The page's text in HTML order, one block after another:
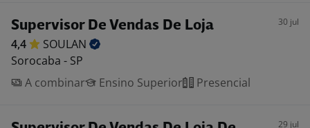
Supervisor De Vendas De Loja 30 jul
4,4
SOULAN
Sorocaba - SP
A combinar
Ensino Superior Presencial
29 jul